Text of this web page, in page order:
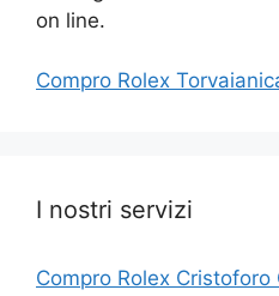
on line.
Compro Rolex
I nostri servizi
Compro Rolex Cristoforo